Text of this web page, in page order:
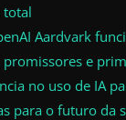
total
Aardvark
promissores e
no uso de IA
para o futuro da